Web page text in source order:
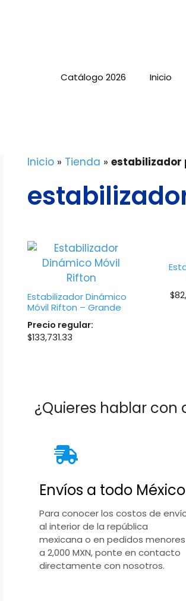
Catálogo 2026 Inicio
Inicio » Tienda » estabilizador
Estabilizador Dinámico
Móvil Rifton – Grande
Precio regular:
$133,731.33
$
¿Quieres hablar con
Envíos a todo México
Para conocer los costos de
al interior de la república
mexicana o en pedidos menores
a 2,000 MXN, ponte en contacto
directamente con nosotros.